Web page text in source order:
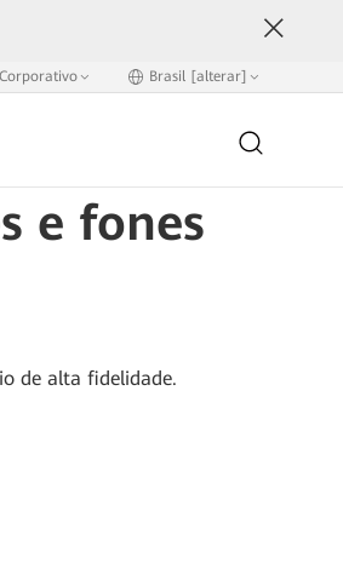
Corporativo Brasil [alterar]
e fones
de alta fidelidade.